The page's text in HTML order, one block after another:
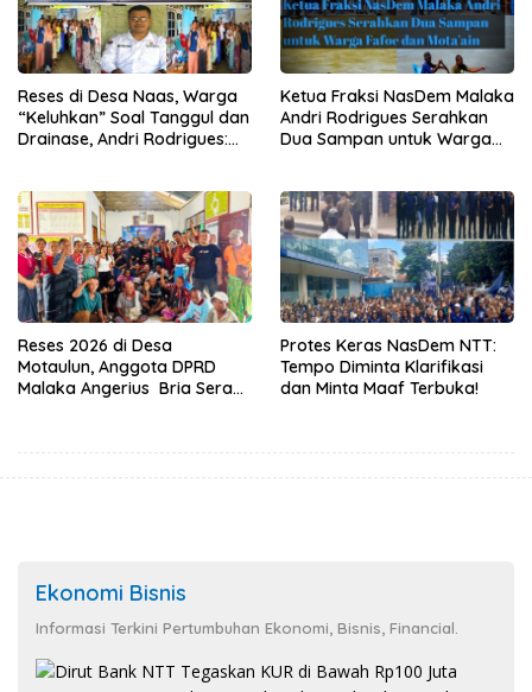
Reses di Desa Naas, Warga
“Keluhkan” Soal Tanggul dan
Drainase, Andri Rodrigues:
Ketua Fraksi NasDem Malaka
Andri Rodrigues Serahkan
Dua Sampan untuk Warga
Reses 2026 di Desa
Motaulun, Anggota DPRD
Malaka Angerius Bria Serap
Protes Keras NasDem NTT:
Tempo Diminta Klarifikasi
dan Minta Maaf Terbuka!
Ekonomi Bisnis
Informasi Terkini Pertumbuhan Ekonomi, Bisnis, Financial.